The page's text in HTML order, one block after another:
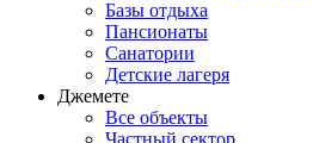
Базы отдыха
Пансионаты
Санатории
Детские лагеря
Джемете
Все объекты
Частный сектор